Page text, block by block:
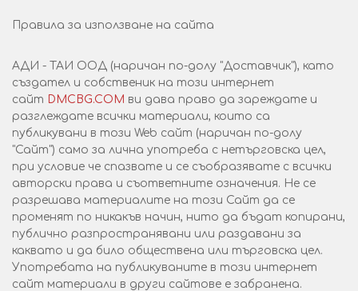
Правила за използване на сайта
АДИ - ТАИ ООД (наричан по-долу "Доставчик"), като
създател и собственик на този интернет
сайт DMCBG.COM ви дава право да зареждате и
разглеждате всички материали, които са
публикувани в този Web сайт (наричан по-долу
"Сайт") само за лична употреба с нетърговска цел,
при условие че спазвате и се съобразявате с всички
авторски права и съответните означения. Не се
разрешава материалите на този Сайт да се
променят по никакъв начин, нито да бъдат копирани,
публично разпространявани или раздавани за
каквато и да било обществена или търговска цел.
Употребата на публикуваните в този интернет
сайт материали в други сайтове е забранена.